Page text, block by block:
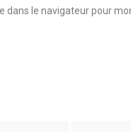
dans le navigateur pour